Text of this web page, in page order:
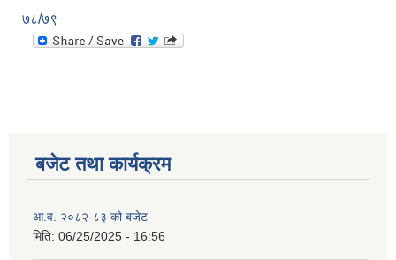
७८/७९
बजेट तथा कार्यक्रम
आ.व. २०८२-८३ को बजेट
मिति: 06/25/2025 - 16:56